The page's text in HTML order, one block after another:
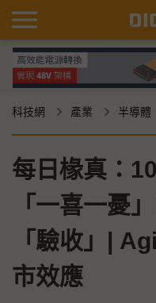
科技網 產業 半導體
每日椽真：
「一喜一憂
「驗收」|
市效應